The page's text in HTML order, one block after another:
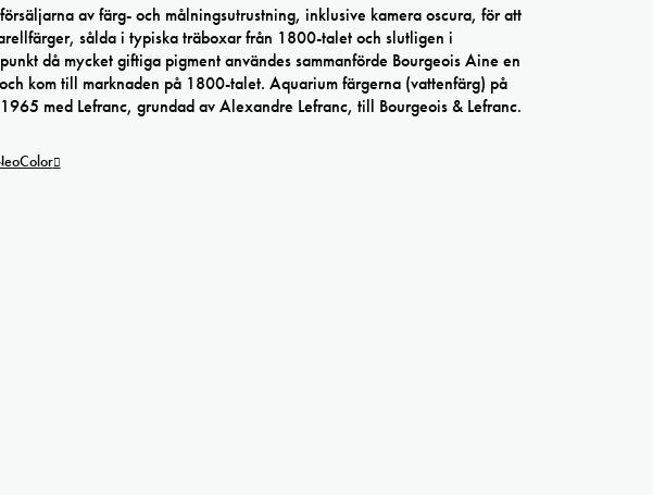
av färg- och målningsutrustning, inklusive kamera oscura, för att
sålda i typiska träboxar från 1800-talet och slutligen i
då mycket giftiga pigment användes sammanförde Bourgeois Aine en
kom till marknaden på 1800-talet. Aquarium färgerna (vattenfärg) på
med Lefranc, grundad av Alexandre Lefranc, till Bourgeois & Lefranc.